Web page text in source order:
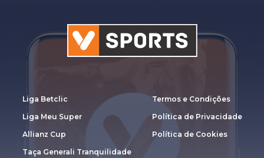
Liga Betclic
Liga Meu Super
Allianz Cup
Taça Generali Tranquilidade
Termos e Condições
Política de Privacidade
Política de Cookies